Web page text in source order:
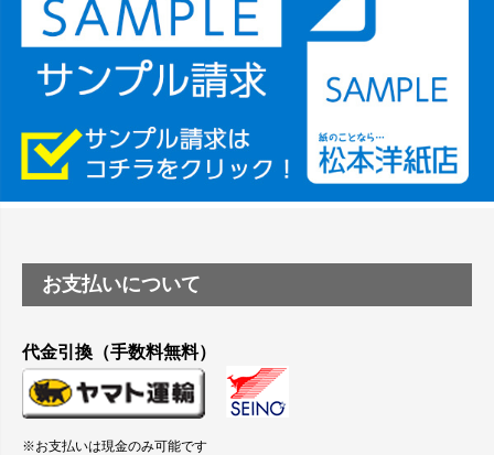
塩ビのロール紙で離型紙が透明の商品はありますか
つや消し半透明ラベルのロールタイプはありますか？
縦420mm×横650mmの包装紙に適した紙はありますか？
お支払いについて
代金引換（手数料無料）
※お支払いは現金のみ可能です